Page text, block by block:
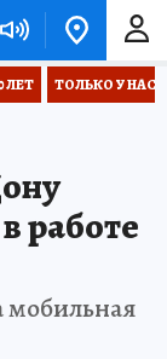
ЛЕТ ТОЛЬКО У НАС
работе
мобильная